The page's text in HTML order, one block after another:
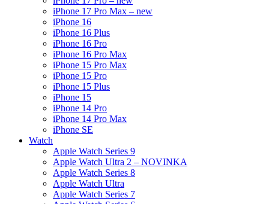
iPhone 17 Pro Max – new
iPhone 16
iPhone 16 Plus
iPhone 16 Pro
iPhone 16 Pro Max
iPhone 15 Pro Max
iPhone 15 Pro
iPhone 15 Plus
iPhone 15
iPhone 14 Pro
iPhone 14 Pro Max
iPhone SE
Watch
Apple Watch Series 9
Apple Watch Ultra 2 – NOVINKA
Apple Watch Series 8
Apple Watch Ultra
Apple Watch Series 7